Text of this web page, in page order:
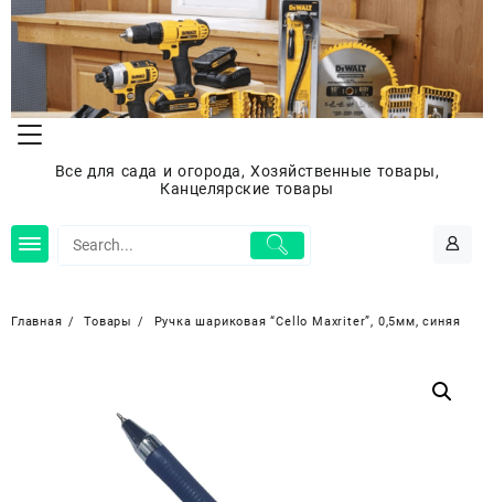
Перейти
содержимому
Все для сада и огорода, Хозяйственные товары,
Канцелярские товары
Главная Товары Ручка шариковая “Cello Maxriter”, 0,5мм, синяя